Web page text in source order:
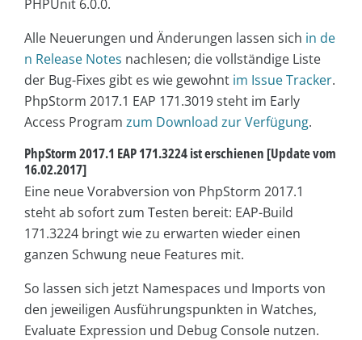
PHPUnit 6.0.0.
Alle Neuerungen und Änderungen lassen sich in de
n Release Notes nachlesen; die vollständige Liste
der Bug-Fixes gibt es wie gewohnt im Issue Tracker.
PhpStorm 2017.1 EAP 171.3019 steht im Early
Access Program zum Download zur Verfügung.
PhpStorm 2017.1 EAP 171.3224 ist erschienen [Update vom
16.02.2017]
Eine neue Vorabversion von PhpStorm 2017.1
steht ab sofort zum Testen bereit: EAP-Build
171.3224 bringt wie zu erwarten wieder einen
ganzen Schwung neue Features mit.
So lassen sich jetzt Namespaces und Imports von
den jeweiligen Ausführungspunkten in Watches,
Evaluate Expression und Debug Console nutzen.